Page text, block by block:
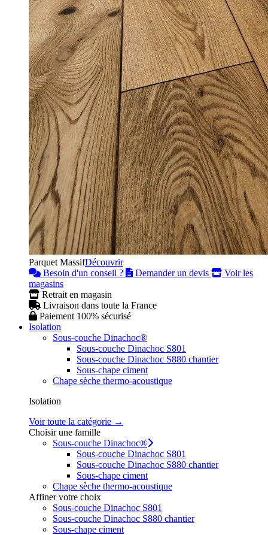
Parquet MassifDécouvrir
Besoin d'un conseil ?
Demander un devis
Voir les
magasins
Retrait en magasin
Livraison dans toute la France
Paiement 100% sécurisé
Isolation
Sous-couche Dinachoc®
Sous-couche Dinachoc S801
Sous-couche Dinachoc S880 chantier
Sous-chape ciment
Chape sèche thermo-acoustique
Isolation
Voir toute la catégorie →
Choisir une famille
Sous-couche Dinachoc®
Sous-couche Dinachoc S801
Sous-couche Dinachoc S880 chantier
Sous-chape ciment
Chape sèche thermo-acoustique
Affiner votre choix
Sous-couche Dinachoc S801
Sous-couche Dinachoc S880 chantier
Sous-chape ciment